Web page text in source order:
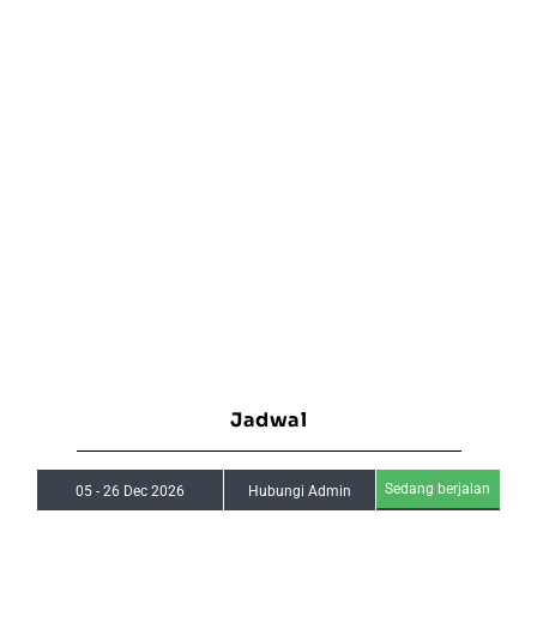
Jadwal
05 -26 Dec 2026 Hubungi Admin Sedang berjalan